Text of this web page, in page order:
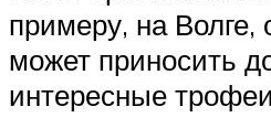
примеру, на Волге,
может приносить
интересные